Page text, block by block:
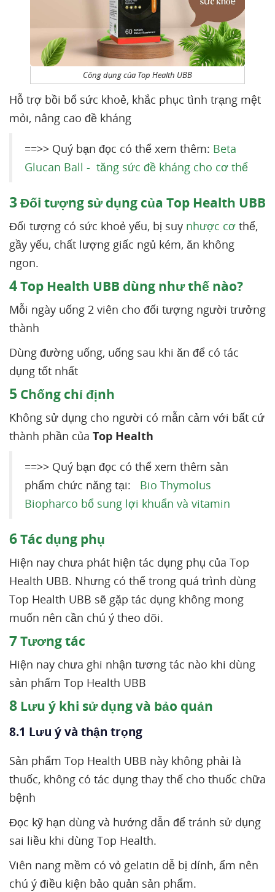
Công dụng của Top Health UBB
Hỗ trợ bồi bổ sức khoẻ, khắc phục tình trạng mệt
mỏi, nâng cao đề kháng
==>> Quý bạn đọc có thể xem thêm: Beta
Glucan Ball - tăng sức đề kháng cho cơ thể
3Đối tượng sử dụng của Top Health UBB
Đối tượng có sức khoẻ yếu, bị suy nhược cơ thể,
gầy yếu, chất lượng giấc ngủ kém, ăn không
ngon.
4Top Health UBB dùng như thế nào?
Mỗi ngày uống 2 viên cho đối tượng người trưởng
thành
Dùng đường uống, uống sau khi ăn để có tác
dụng tốt nhất
5 Chống chỉ định
Không sử dụng cho người có mẫn cảm với bất cứ
thành phần của Top Health
==>> Quý bạn đọc có thể xem thêm sản
phẩm chức năng tại:
Bio Thymolus
Biopharco bổ sung lợi khuẩn và vitamin
6Tác dụng phụ
Hiện nay chưa phát hiện tác dụng phụ của Top
Health UBB. Nhưng có thể trong quá trình dùng
Top Health UBB sẽ gặp tác dụng không mong
muốn nên cần chú ý theo dõi.
7Tương tác
Hiện nay chưa ghi nhận tương tác nào khi dùng
sản phẩm Top Health UBB
8 Lưu ý khi sử dụng và bảo quản
8.1 Lưu ý và thận trọng
Sản phẩm Top Health UBB này không phải là
thuốc, không có tác dụng thay thế cho thuốc chữa
bệnh
Đọc kỹ hạn dùng và hướng dẫn để tránh sử dụng
sai liều khi dùng Top Health.
Viên nang mềm có vỏ gelatin dễ bị dính, ẩm nên
chú ý điều kiện bảo quản sản phẩm.